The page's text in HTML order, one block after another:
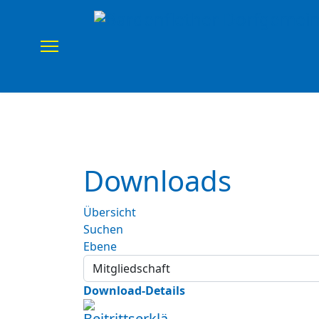
Downloads
Übersicht
Suchen
Ebene
Download-Details